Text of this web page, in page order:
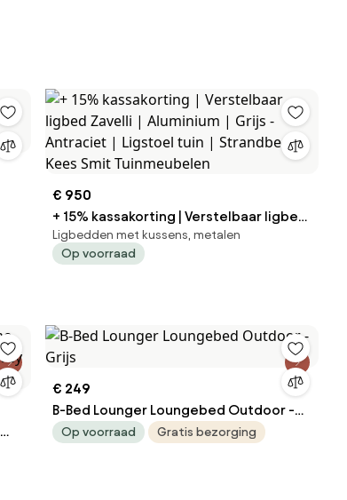
€ 950
+ 15% kassakorting | Verstelbaar ligbed
Zavelli | Aluminium | Grijs - Antraciet |
Ligstoel tuin | Strandbed | Kees Smit
Ligbedden met kussens, metalen
Op voorraad
€ 249
B-Bed Lounger Loungebed Outdoor -
Grijs
Op voorraad Gratis bezorging